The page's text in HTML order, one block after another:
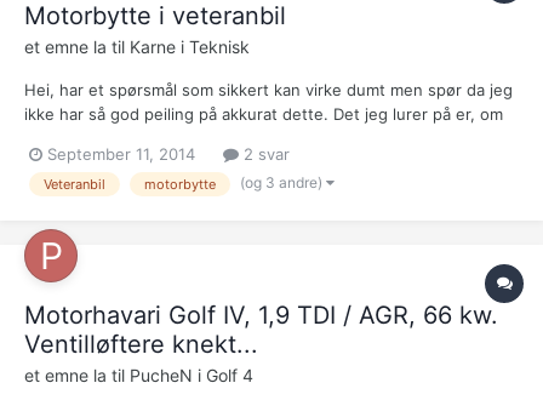
Motorbytte i veteranbil
et emne la til Karne i Teknisk
Hei, har et spørsmål som sikkert kan virke dumt men spør da jeg
ikke har så god peiling på akkurat dette. Det jeg lurer på er, om
og veldig enkel elektronikk. Hvordan gjør man det da om man vil
bytte til en motor med hjerne og mass...
September 11, 2014 2 svar
Veteranbil motorbytte (og 3 andre)
Motorhavari Golf IV, 1,9 TDI / AGR, 66 kw.
Ventilløftere knekt...
et emne la til PucheN i Golf 4